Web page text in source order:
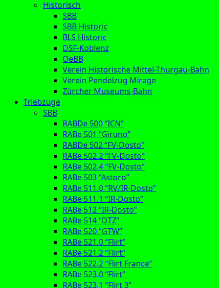
Historisch
SBB
SBB Historic
BLS Historic
DSF-Koblenz
OeBB
Verein Historische Mittel-Thurgau-Bahn
Verein Pendelzug Mirage
Zürcher Museums-Bahn
Triebzüge
SBB
RABDe 500 “ICN”
RABe 501 “Giruno”
RABDe 502 “FV-Dosto”
RABe 502.2 “FV-Dosto”
RABe 502.4 “FV-Dosto”
RABe 503 “Astoro”
RABe 511.0 “RV/IR-Dosto”
RABe 511.1 “IR-Dosto”
RABe 512 “IR-Dosto”
RABe 514 “DTZ”
RABe 520 “GTW”
RABe 521.0 “Flirt”
RABe 521.2 “Flirt”
RABe 522.2 “Flirt France”
RABe 523.0 “Flirt”
RABe 523.1 “Flirt 3”